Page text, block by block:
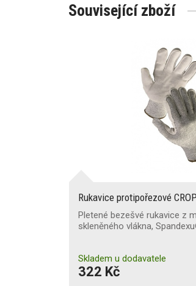
Související zboží
Rukavice protipořezové
Pletené bezešvé rukavice z
skleněného vlákna,
Skladem u dodavatele
322 Kč